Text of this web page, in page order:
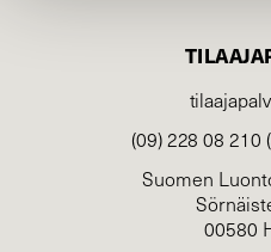
(09) 228 08 210
Suomen
00580